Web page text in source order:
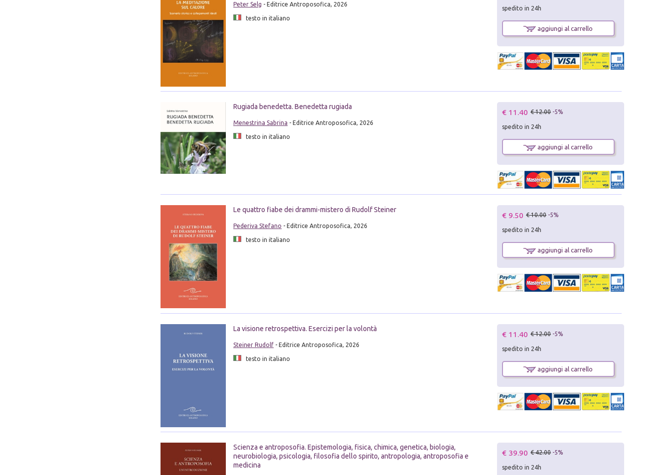
Peter Selg - Editrice Antroposofica, 2026
testo in italiano
spedito in 24h
aggiungi al carrello
Rugiada benedetta. Benedetta rugiada
Menestrina Sabrina - Editrice Antroposofica, 2026
testo in italiano
€ 11.40 € 12.00 -5%
spedito in 24h
aggiungi al carrello
Le quattro fiabe dei drammi-mistero di Rudolf Steiner
Pederiva Stefano - Editrice Antroposofica, 2026
testo in italiano
€ 9.50 € 10.00 -5%
spedito in 24h
aggiungi al carrello
La visione retrospettiva. Esercizi per la volontà
Steiner Rudolf- Editrice Antroposofica, 2026
testo in italiano
€ 11.40 € 12.00 -5%
spedito in 24h
aggiungi al carrello
Scienza e antroposofia. Epistemologia, fisica, chimica, genetica, biologia,
neurobiologia, psicologia, filosofia dello spirito, antropologia, antroposofia e
medicina
€ 39.90 € 42.00 -5%
spedito in 24h